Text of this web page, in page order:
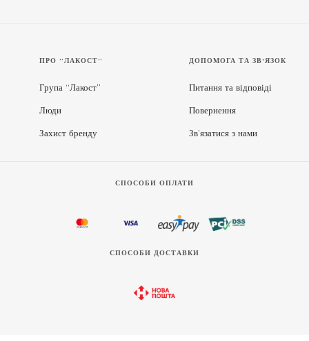
ПРО “ЛАКОСТ”
Група “Лакост”
Люди
Захист бренду
ДОПОМОГА ТА ЗВ'ЯЗОК
Питання та відповіді
Повернення
Зв’язатися з нами
СПОСОБИ ОПЛАТИ
СПОСОБИ ДОСТАВКИ